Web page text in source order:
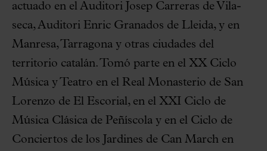
actuado en el Auditori Josep Carreras de Vila-
seca, Auditori Enric Granados de Lleida, y en
Manresa, Tarragona y otras ciudades del
territorio catalán. Tomó parte en el XX Ciclo
Música y Teatro en el Real Monasterio de San
Lorenzo de El Escorial, en el XXI Ciclo de
Música Clásica de Peñíscola y en el Ciclo de
Conciertos de los Jardines de Can March en